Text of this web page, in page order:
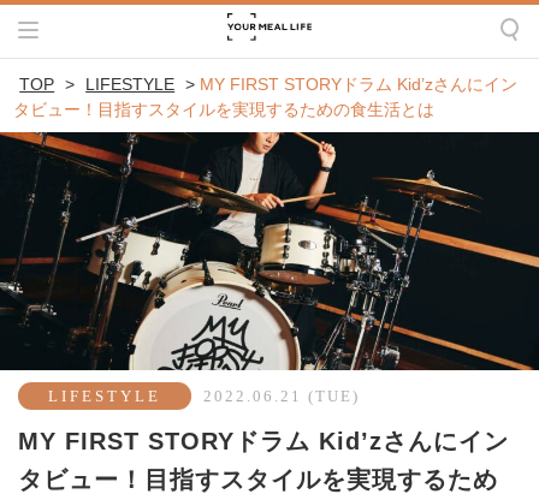
TOP > LIFESTYLE > MY FIRST STORYドラム Kid’zさんにイン
タビュー！目指すスタイルを実現するための食生活とは
LIFESTYLE 2022.06.21 (TUE)
MY FIRST STORYドラム Kid’zさんにイン
タビュー！目指すスタイルを実現するため